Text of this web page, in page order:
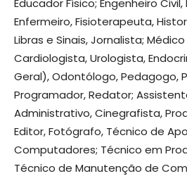
Educador Físico; Engenheiro
Enfermeiro, Fisioterapeuta,
Libras e Sinais, Jornalista;
Cardiologista, Urologista,
Geral), Odontólogo, Pedagogo,
Programador, Redator;
Administrativo, Cinegrafista,
Editor, Fotógrafo, Técnico de
Computadores; Técnico em
Técnico de Manutenção de